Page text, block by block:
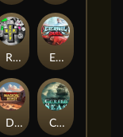
Darkside Prairie: Magical Beast
RIP City Eternal Duel
Cursed Seas